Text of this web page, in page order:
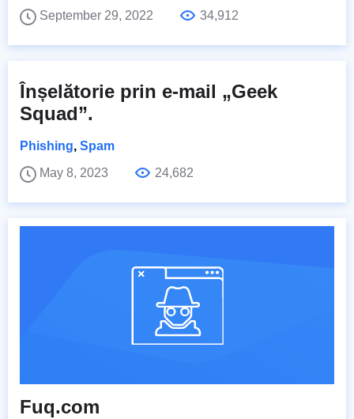
September 29, 2022
34,912
Înșelătorie prin e-mail „Geek
Squad”.
Phishing, Spam
May 8, 2023
24,682
Fuq.com